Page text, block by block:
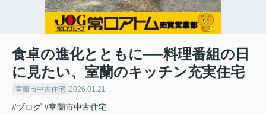
食卓の進化とともに──料理番組の日
に見たい、室蘭のキッチン充実住宅
室蘭市中古住宅 2026.01.21
#ブログ #室蘭市中古住宅